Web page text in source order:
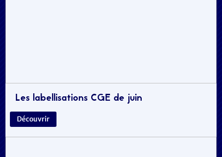
Les labellisations CGE de juin
Découvrir